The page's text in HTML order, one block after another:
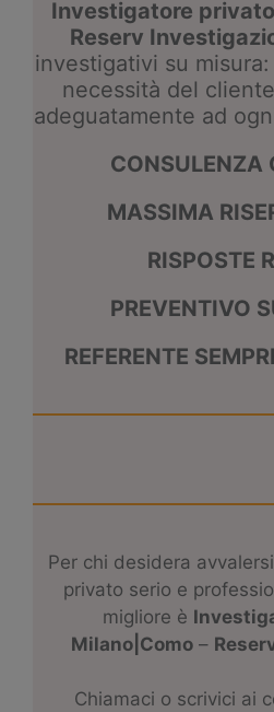
Investigatore
Reserv
investigativi su
necessità del
adeguatamente ad
CONSULENZA
MASSIMA
RISPOSTE
PREVENTIVO
REFERENTE
Per chi desidera
privato serio e
migliore è I
Milano|Como –
Chiamaci o scrivici ai